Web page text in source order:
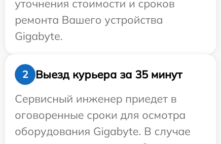
уточнения стоимости и сроков
ремонта Вашего устройства
Gigabyte.
2
Выезд курьера за 35 минут
Сервисный инженер приедет в
оговоренные сроки для осмотра
оборудования Gigabyte. В случае